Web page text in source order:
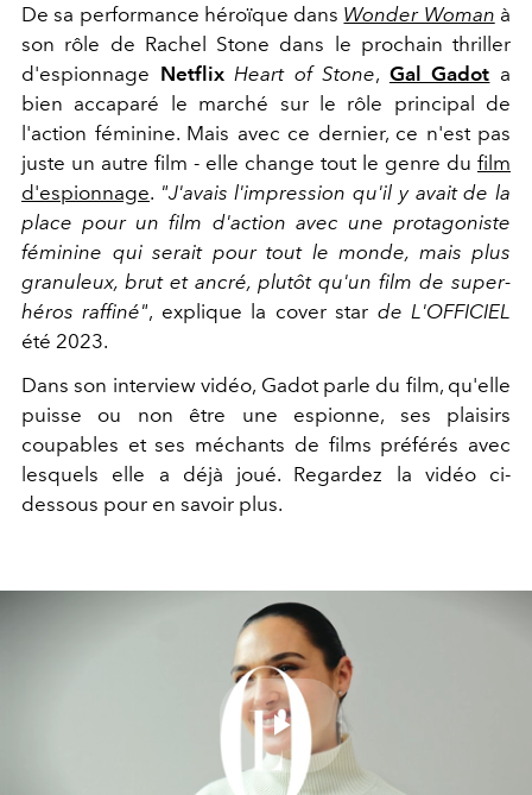
De sa performance héroïque dans Wonder Woman à
son rôle de Rachel Stone dans le prochain thriller
d'espionnage Netflix Heart of Stone, Gal Gadot a
bien accaparé le marché sur le rôle principal de
l'action féminine. Mais avec ce dernier, ce n'est pas
juste un autre film - elle change tout le genre du film
d'espionnage. "J'avais l'impression qu'il y avait de la
place pour un film d'action avec une protagoniste
féminine qui serait pour tout le monde, mais plus
granuleux, brut et ancré, plutôt qu'un film de super-
héros raffiné", explique la cover star de L'OFFICIEL
été 2023.
Dans son interview vidéo, Gadot parle du film, qu'elle
puisse ou non être une espionne, ses plaisirs
coupables et ses méchants de films préférés avec
lesquels elle a déjà joué. Regardez la vidéo ci-
dessous pour en savoir plus.
Play